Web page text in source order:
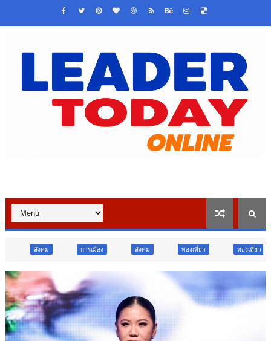
การเมือง สังคม ท่องเที่ยว ท่องเที่ยว ภูมิภาค